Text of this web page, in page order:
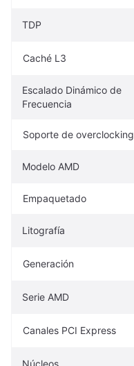
TDP
Caché L3
Escalado Dinámico de
Frecuencia
Soporte de overclocking
Modelo AMD
Empaquetado
Litografía
Generación
Serie AMD
Canales PCI Express
Núcleos